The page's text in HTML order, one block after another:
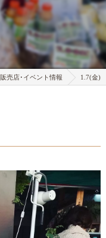
販売店･イベント情報 1.7(金)